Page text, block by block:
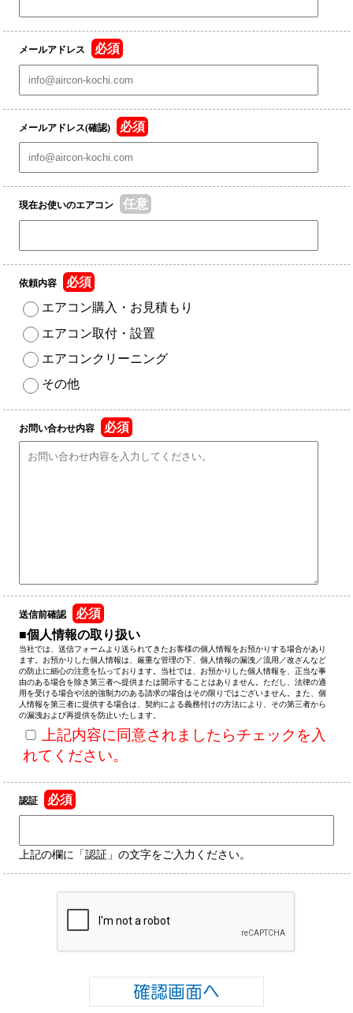
メールアドレス 必須
メールアドレス(確認) 必須
現在お使いのエアコン 任意
依頼内容
必須
エアコン購入・お見積もり
エアコン取付・設置
エアコンクリーニング
その他
お問い合わせ内容 必須
送信前確認
必須
■個人情報の取り扱い
当社では、送信フォームより送られてきたお客様の個人情報をお預かりする場合があり
ます。お預かりした個人情報は、厳重な管理の下、個人情報の漏洩／流用／改ざんなど
の防止に細心の注意を払っております。当社では、お預かりした個人情報を、正当な事
由のある場合を除き第三者へ提供または開示することはありません。ただし、法律の適
用を受ける場合や法的強制力のある請求の場合はその限りではございません。また、個
人情報を第三者に提供する場合は、契約による義務付けの方法により、その第三者から
の漏洩および再提供を防止いたします。
上記内容に同意されましたらチェックを入
れてください。
認証 必須
上記の欄に「認証」の文字をご入力ください。